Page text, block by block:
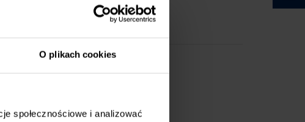
O plikach cookies
społecznościowe i analizować